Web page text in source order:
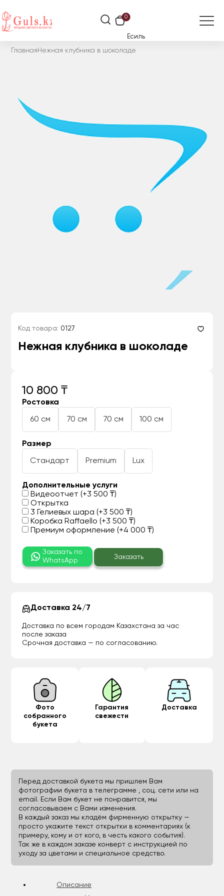
0
Есиль
Главная Нежная клубника в шоколаде
Код товара: 0127
Нежная клубника в шоколаде
10 800 ₸
Ростовка
60 см 70 см 70 см 100 см
Размер
Стандарт Premium Lux
Дополнительные услуги
Видеоотчет (+3 500 ₸)
Открытка
3 Гелиевых шара (+3 500 ₸)
Коробка Raffaello (+3 500 ₸)
Премиум оформление (+4 000 ₸)
Заказать по
WhatsApp
Заказать
Доставка 24/7
Доставка по всем городам Казахстана за час
после заказа
Срочная доставка — по согласованию.
Фото
собранного
букета
Гарантия
свежести
Доставка
Перед доставкой букета мы пришлем Вам
фотографии букета в телеграмме , соц. сети или на
email. Если Вам букет не понравится, мы
согласовываем с Вами изменения.
В каждый заказ мы кладём фирменную открытку —
просто укажите текст открытки в комментариях (к
примеру, кому и от кого, в честь какого события).
Так же в каждом заказе конверт с инструкцией по
уходу за цветами и специальное средство.
Описание